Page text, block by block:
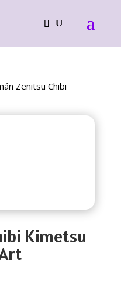
Zenitsu Chibi
Kimetsu